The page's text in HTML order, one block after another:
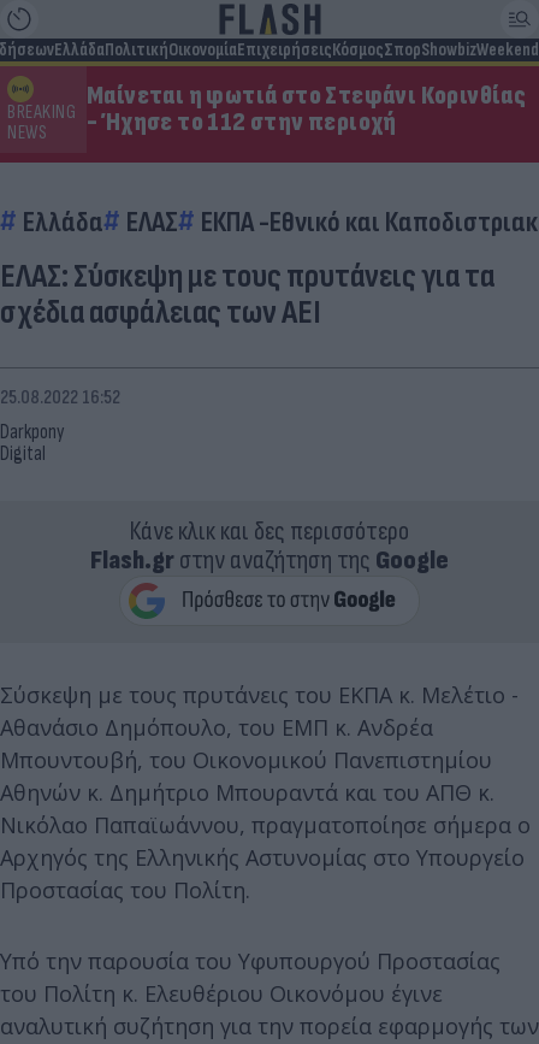
ΕλλάδαΠολιτικήΟικονομίαΕπιχειρήσειςΚόσμοςΣπορShowbizWeekend
BREAKING
NEWS
Μαίνεται η φωτιά στο Στεφάνι Κορινθίας
- Ήχησε το 112 στην περιοχή
Ελλάδα ΕΛΑΣ ΕΚΠΑ -Εθνικό και
ΕΛΑΣ: Σύσκεψη με τους πρυτάνεις για τα
σχέδια ασφάλειας των ΑΕΙ
Darkpony
Digital
25.08.2022 16:52
Κάνε κλικ και δες περισσότερο
Flash.grστην αναζήτηση της Google
Σύσκεψη με τους πρυτάνεις του ΕΚΠΑ κ. Μελέτιο -
Αθανάσιο Δημόπουλο, του ΕΜΠ κ. Ανδρέα
Μπουντουβή, του Οικονομικού Πανεπιστημίου
Αθηνών κ. Δημήτριο Μπουραντά και του ΑΠΘ κ.
Νικόλαο Παπαϊωάννου, πραγματοποίησε σήμερα ο
Αρχηγός της Ελληνικής Αστυνομίας στο Υπουργείο
Προστασίας του Πολίτη.
Υπό την παρουσία του Υφυπουργού Προστασίας
του Πολίτη κ. Ελευθέριου Οικονόμου έγινε
αναλυτική συζήτηση για την πορεία εφαρμογής των